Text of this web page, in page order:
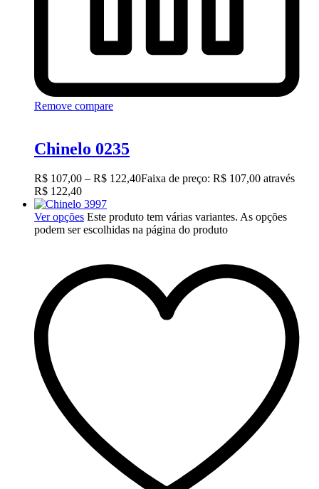
Remove compare
Chinelo 0235
R$ 107,00 – R$ 122,40Faixa de preço: R$ 107,00 através
R$ 122,40
Ver opções Este produto tem várias variantes. As opções
podem ser escolhidas na página do produto